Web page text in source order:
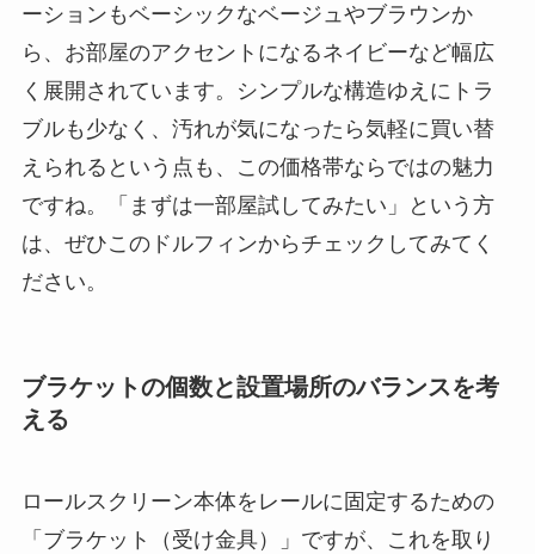
ーションもベーシックなベージュやブラウンか
ら、お部屋のアクセントになるネイビーなど幅広
く展開されています。シンプルな構造ゆえにトラ
ブルも少なく、汚れが気になったら気軽に買い替
えられるという点も、この価格帯ならではの魅力
ですね。「まずは一部屋試してみたい」という方
は、ぜひこのドルフィンからチェックしてみてく
ださい。
ブラケットの個数と設置場所のバランスを考
える
ロールスクリーン本体をレールに固定するための
「ブラケット（受け金具）」ですが、これを取り